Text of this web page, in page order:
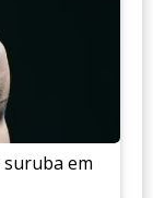
suruba em